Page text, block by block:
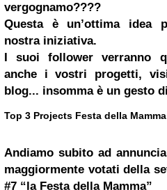
vergognamo????
Questa è un’ottima idea
nostra iniziativa.
I suoi follower verranno
anche i vostri progetti,
blog... insomma è un gesto
Top 3 Projects Festa della Mamma
Andiamo subito ad
maggiormente votati della
#7 “la Festa della Mamma”